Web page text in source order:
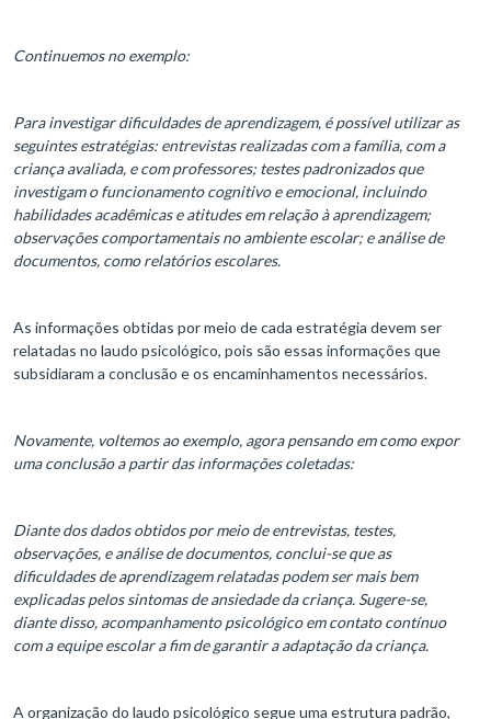
Continuemos no exemplo:
Para investigar dificuldades de aprendizagem, é possível utilizar as
seguintes estratégias: entrevistas realizadas com a família, com a
criança avaliada, e com professores; testes padronizados que
investigam o funcionamento cognitivo e emocional, incluindo
habilidades acadêmicas e atitudes em relação à aprendizagem;
observações comportamentais no ambiente escolar; e análise de
documentos, como relatórios escolares.
As informações obtidas por meio de cada estratégia devem ser
relatadas no laudo psicológico, pois são essas informações que
subsidiaram a conclusão e os encaminhamentos necessários.
Novamente, voltemos ao exemplo, agora pensando em como expor
uma conclusão a partir das informações coletadas:
Diante dos dados obtidos por meio de entrevistas, testes,
observações, e análise de documentos, conclui-se que as
dificuldades de aprendizagem relatadas podem ser mais bem
explicadas pelos sintomas de ansiedade da criança. Sugere-se,
diante disso, acompanhamento psicológico em contato contínuo
com a equipe escolar a fim de garantir a adaptação da criança.
A organização do laudo psicológico segue uma estrutura padrão,